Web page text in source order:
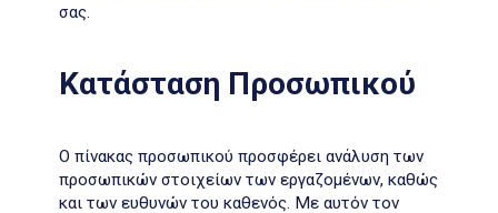
σας.
Κατάσταση Προσωπικού
Ο πίνακας προσωπικού προσφέρει ανάλυση των
προσωπικών στοιχείων των εργαζομένων, καθώς
και των ευθυνών του καθενός. Με αυτόν τον